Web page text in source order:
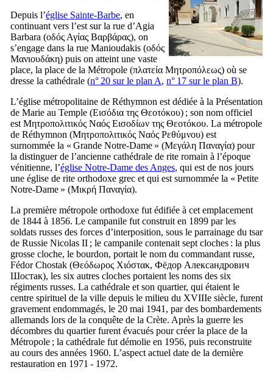
Depuis l’église Sainte-Barbe, en
continuant vers l’est sur la rue d’Agia
Barbara (οδός Αγίας Βαρβάρας), on
s’engage dans la rue Manioudakis (οδός
Μανιουδάκη) puis on atteint une vaste
place, la place de la Métropole (πλατεία Μητροπόλεως) où se
dresse la cathédrale (n° 20 sur le plan A, n° 17 sur le plan B).
L’église métropolitaine de Réthymnon est dédiée à la Présentation
de Marie au Temple (Εισόδια της Θεοτόκου) ; son nom officiel
est Μητροπολιτικός Ναός Εισοδίων της Θεοτόκου. La métropole
de Réthymnon (Μητροπολιτικός Ναός Ρεθύμνου) est
surnommée la « Grande Notre-Dame » (Μεγάλη Παναγία) pour
la distinguer de l’ancienne cathédrale de rite romain à l’époque
vénitienne, l’église Notre-Dame des Anges, qui est de nos jours
une église de rite orthodoxe grec et qui est surnommée la « Petite
Notre-Dame » (Mικρή Παναγία).
La première métropole orthodoxe fut édifiée à cet emplacement
de 1844 à 1856. Le campanile fut construit en 1899 par les
soldats russes des forces d’interposition, sous le parrainage du tsar
de Russie Nicolas II ; le campanile contenait sept cloches : la plus
grosse cloche, le bourdon, portait le nom du commandant russe,
Fédor Chostak (Θεόδωρος Χιόστακ, Фёдор Александрович
Шостак), les six autres cloches portaient les noms des six
régiments russes. La cathédrale et son quartier, qui étaient le
centre spirituel de la ville depuis le milieu du XVIIIe siècle, furent
gravement endommagés, le 20 mai 1941, par des bombardements
allemands lors de la conquête de la Crète. Après la guerre les
décombres du quartier furent évacués pour créer la place de la
Métropole ; la cathédrale fut démolie en 1956, puis reconstruite
au cours des années 1960. L’aspect actuel date de la dernière
restauration en 1971 - 1972.